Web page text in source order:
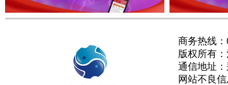
商务热线：
版权所有
通信地址
网站不良